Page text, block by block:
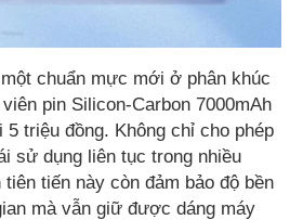
chuẩn mực mới ở phân khúc
pin Silicon-Carbon 7000mAh
triệu đồng. Không chỉ cho phép
sử dụng liên tục trong nhiều
tiên tiến này còn đảm bảo độ bền
mà vẫn giữ được dáng máy